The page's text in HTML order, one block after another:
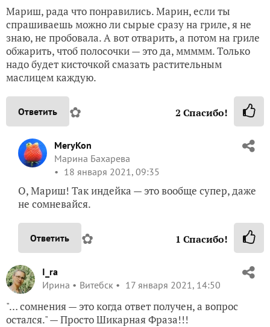
Мариш, рада что понравились. Марин, если ты
спрашиваешь можно ли сырые сразу на гриле, я не
знаю, не пробовала. А вот отварить, а потом на гриле
обжарить, чтоб полосочки — это да, ммммм. Только
надо будет кисточкой смазать растительным
маслицем каждую.
Ответить ✿ 2 Спасибо!
MeryKon
Марина Бахарева
18 января 2021, 09:35
О, Мариш! Так индейка — это вообще супер, даже
не сомневайся.
Ответить ✿ 1 Спасибо!
I_ra
Ирина
Витебск 17 января 2021, 14:50
"… сомнения — это когда ответ получен, а вопрос
остался." — Просто Шикарная Фраза!!!